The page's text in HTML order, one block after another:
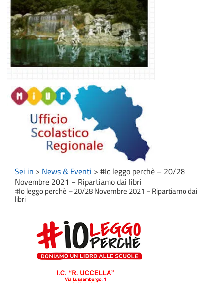
Sei in > News & Eventi > #Io leggo perchè – 20/28
Novembre 2021 – Ripartiamo dai libri
#Io leggo perchè – 20/28 Novembre 2021 – Ripartiamo dai
libri